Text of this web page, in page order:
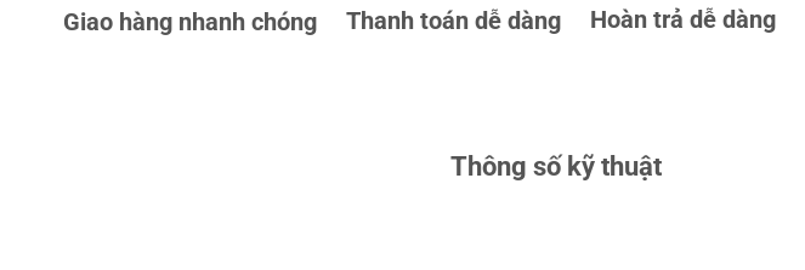
Giao hàng nhanh chóng Thanh toán dễ dàng Hoàn trả dễ dàng
Thông số kỹ thuật